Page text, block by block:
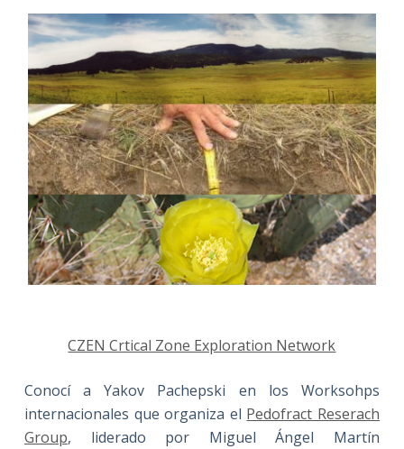
CZEN Crtical Zone Exploration Network
Conocí a Yakov Pachepski en los Worksohps
internacionales que organiza el Pedofract Reserach
Group, liderado por Miguel Ángel Martín